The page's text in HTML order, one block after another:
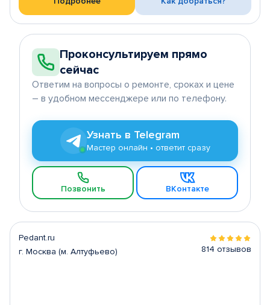
Проконсультируем прямо
сейчас
Ответим на вопросы о ремонте, сроках и цене
– в удобном мессенджере или по телефону.
Узнать в Telegram
Мастер онлайн • ответит сразу
Позвонить ВКонтакте
Pedant.ru
г. Москва (м. Алтуфьево)
814 отзывов